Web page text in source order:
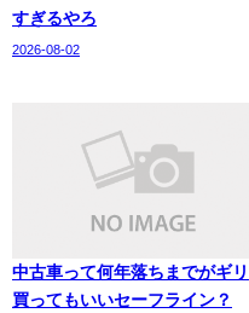
すぎるやろ
2026-08-02
中古車って何年落ちまでがギリ
買ってもいいセーフライン？